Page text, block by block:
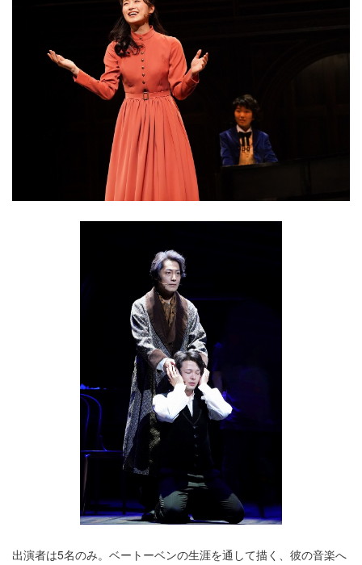
出演者は5名のみ。ベートーベンの生涯を通して描く、彼の音楽へ